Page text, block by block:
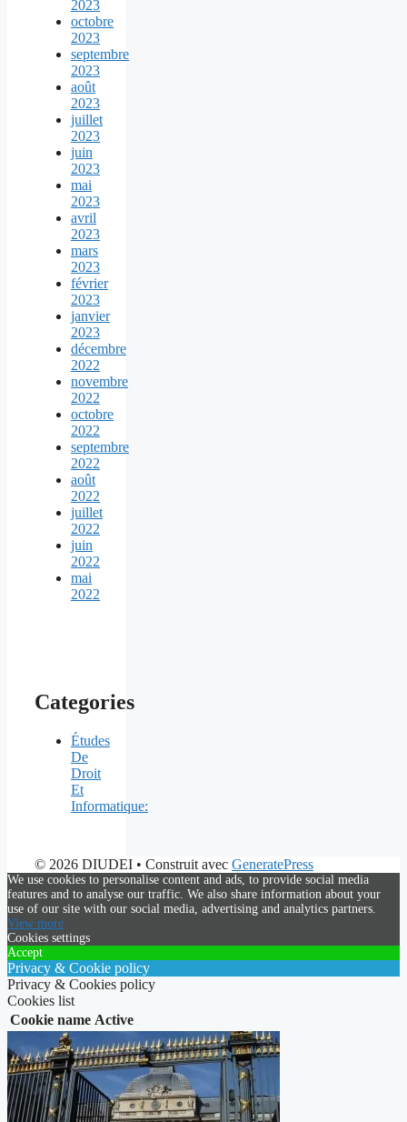
2023
octobre
2023
septembre
2023
août
2023
juillet
2023
juin
2023
mai
2023
avril
2023
mars
2023
février
2023
janvier
2023
décembre
2022
novembre
2022
octobre
2022
septembre
2022
août
2022
juillet
2022
juin
2022
mai
2022
Categories
Études
De
Droit
Et
Informatique:
© 2026 DIUDEI • Construit avec GeneratePress
We use cookies to personalise content and ads, to provide social media
features and to analyse our traffic. We also share information about your
use of our site with our social media, advertising and analytics partners.
View more
Cookies settings
Accept
Privacy & Cookie policy
Privacy & Cookies policy
Cookies list
Cookie name Active